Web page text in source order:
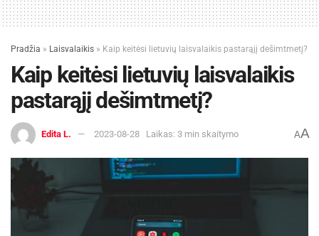
Pradžia » Laisvalaikis » Kaip keitėsi lietuvių laisvalaikis pastarąjį dešimtmetį?
Kaip keitėsi lietuvių laisvalaikis
pastarąjį dešimtmetį?
Edita L. 2023-08-28 Laikas: 3 min skaitymo AA